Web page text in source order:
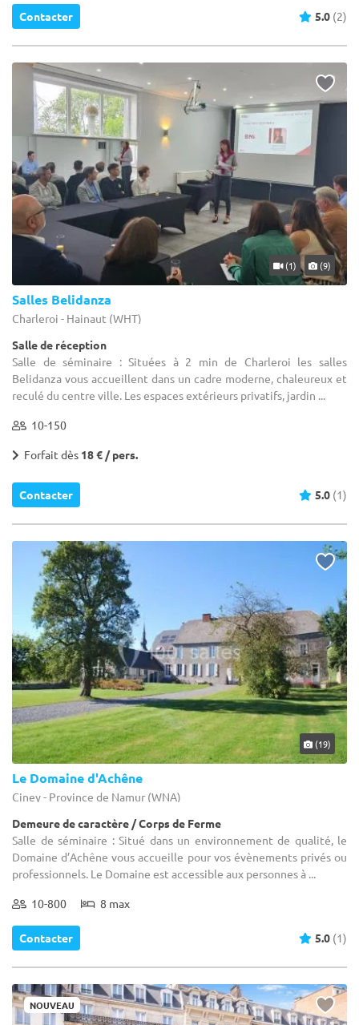
Contacter 5.0 (2)
(1) (9)
Salles Belidanza
Charleroi - Hainaut (WHT)
Salle de réception
Salle de séminaire : Situées à 2 min de Charleroi les salles
Belidanza vous accueillent dans un cadre moderne, chaleureux et
reculé du centre ville. Les espaces extérieurs privatifs, jardin ...
10-150
Forfait dès 18 € / pers.
Contacter 5.0 (1)
(19)
Le Domaine d'Achêne
Ciney - Province de Namur (WNA)
Demeure de caractère / Corps de Ferme
Salle de séminaire : Situé dans un environnement de qualité, le
Domaine d’Achêne vous accueille pour vos évènements privés ou
professionnels. Le Domaine est accessible aux personnes à ...
10-800 8 max
Contacter 5.0 (1)
NOUVEAU